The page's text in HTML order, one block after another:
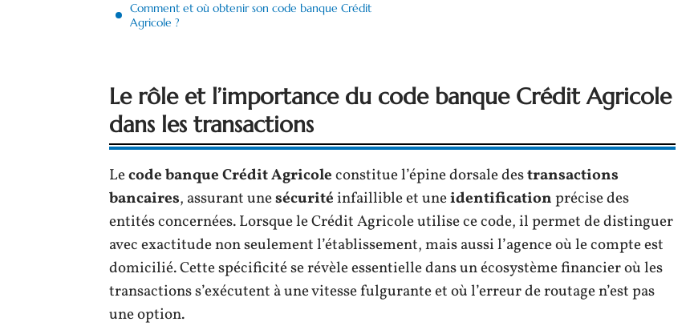
Comment et où obtenir son code banque Crédit
Agricole ?
Le rôle et l’importance du code banque Crédit Agricole
dans les transactions
Lecode banque Crédit Agricoleconstitue l’épine dorsale destransactions
bancaires, assurant unesécuritéinfaillible et uneidentificationprécise des
entités concernées. Lorsque le Crédit Agricole utilise ce code, il permet de distinguer
avec exactitude non seulement l’établissement, mais aussi l’agence où le compte est
domicilié. Cette spécificité se révèle essentielle dans un écosystème financier où les
transactions s’exécutent à une vitesse fulgurante et où l’erreur de routage n’est pas
une option.